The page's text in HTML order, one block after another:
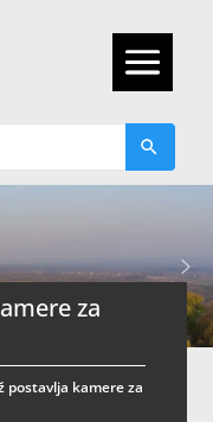
za
postavlja kamere za